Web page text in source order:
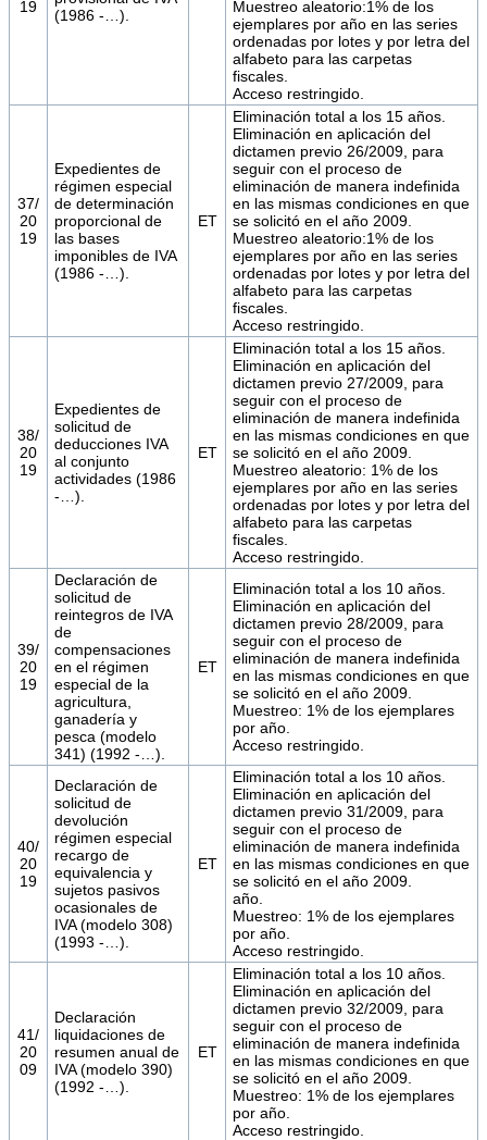
19
(1986 -…).
Muestreo aleatorio:1% de los
ejemplares por año en las series
ordenadas por lotes y por letra del
alfabeto para las carpetas
fiscales.
Acceso restringido.
37/
20
19
Expedientes de
régimen especial
de determinación
proporcional de
las bases
imponibles de IVA
(1986 -…).
ET
Eliminación total a los 15 años.
Eliminación en aplicación del
dictamen previo 26/2009, para
seguir con el proceso de
eliminación de manera indefinida
en las mismas condiciones en que
se solicitó en el año 2009.
Muestreo aleatorio:1% de los
ejemplares por año en las series
ordenadas por lotes y por letra del
alfabeto para las carpetas
fiscales.
Acceso restringido.
38/
20
19
Expedientes de
solicitud de
deducciones IVA
al conjunto
actividades (1986
-…).
ET
Eliminación total a los 15 años.
Eliminación en aplicación del
dictamen previo 27/2009, para
seguir con el proceso de
eliminación de manera indefinida
en las mismas condiciones en que
se solicitó en el año 2009.
Muestreo aleatorio: 1% de los
ejemplares por año en las series
ordenadas por lotes y por letra del
alfabeto para las carpetas
fiscales.
Acceso restringido.
39/
20
19
Declaración de
solicitud de
reintegros de IVA
de
compensaciones
en el régimen
especial de la
agricultura,
ganadería y
pesca (modelo
341) (1992 -…).
ET
Eliminación total a los 10 años.
Eliminación en aplicación del
dictamen previo 28/2009, para
seguir con el proceso de
eliminación de manera indefinida
en las mismas condiciones en que
se solicitó en el año 2009.
Muestreo: 1% de los ejemplares
por año.
Acceso restringido.
40/
20
19
Declaración de
solicitud de
devolución
régimen especial
recargo de
equivalencia y
sujetos pasivos
ocasionales de
IVA (modelo 308)
(1993 -…).
ET
Eliminación total a los 10 años.
Eliminación en aplicación del
dictamen previo 31/2009, para
seguir con el proceso de
eliminación de manera indefinida
en las mismas condiciones en que
se solicitó en el año 2009.
año.
Muestreo: 1% de los ejemplares
por año.
Acceso restringido.
41/
20
09
Declaración
liquidaciones de
resumen anual de
IVA (modelo 390)
(1992 -…).
ET
Eliminación total a los 10 años.
Eliminación en aplicación del
dictamen previo 32/2009, para
seguir con el proceso de
eliminación de manera indefinida
en las mismas condiciones en que
se solicitó en el año 2009.
Muestreo: 1% de los ejemplares
por año.
Acceso restringido.